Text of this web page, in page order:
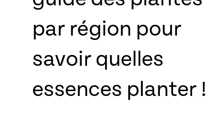
par région pour
savoir quelles
essences planter !